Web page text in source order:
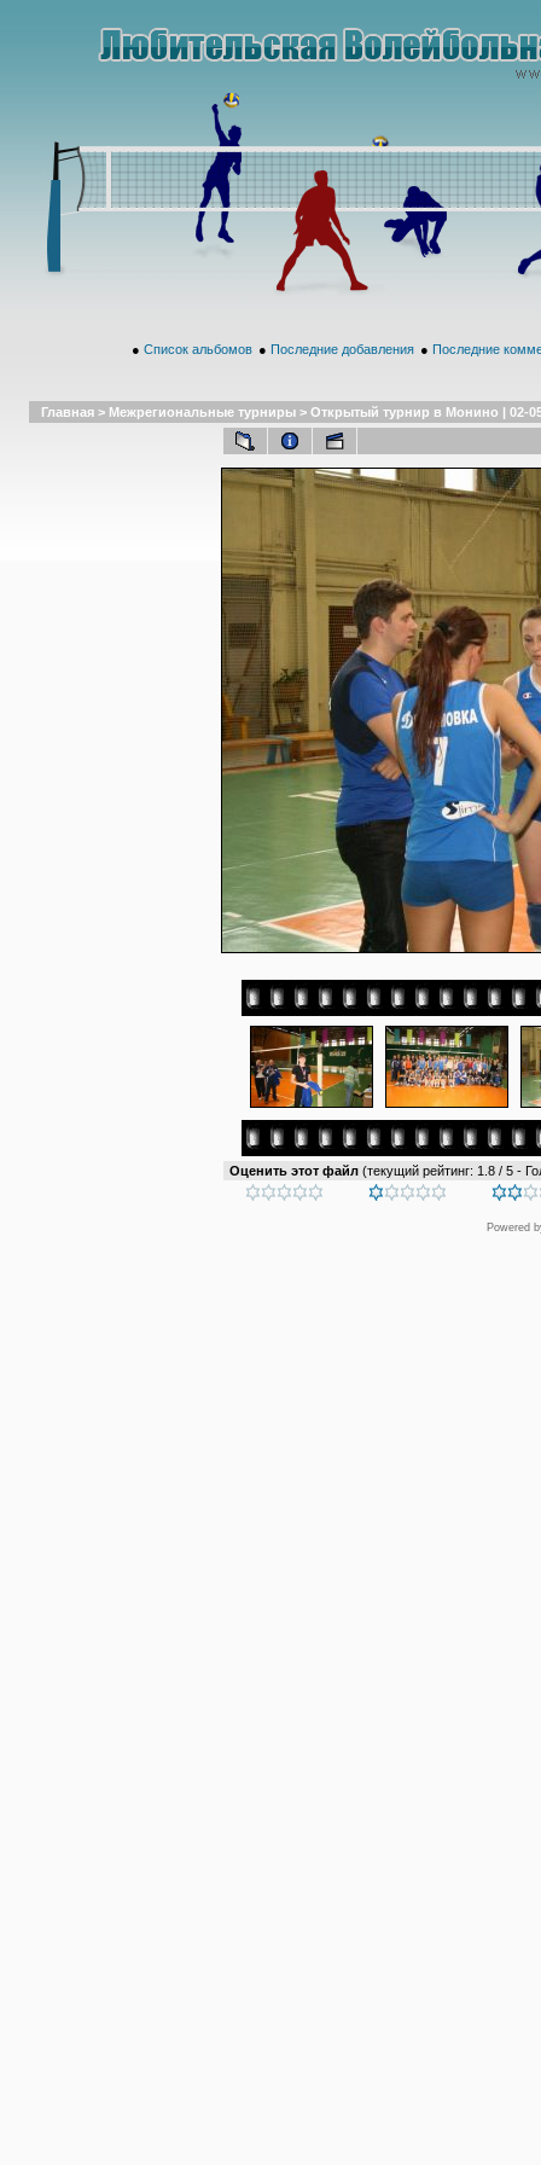
● Список альбомов ● Последние добавления ● Последние
Главная > Межрегиональные турниры > Открытый турнир в Монино | 02-
Оценить этот файл (текущий рейтинг: 1.8 / 5 -
Powered